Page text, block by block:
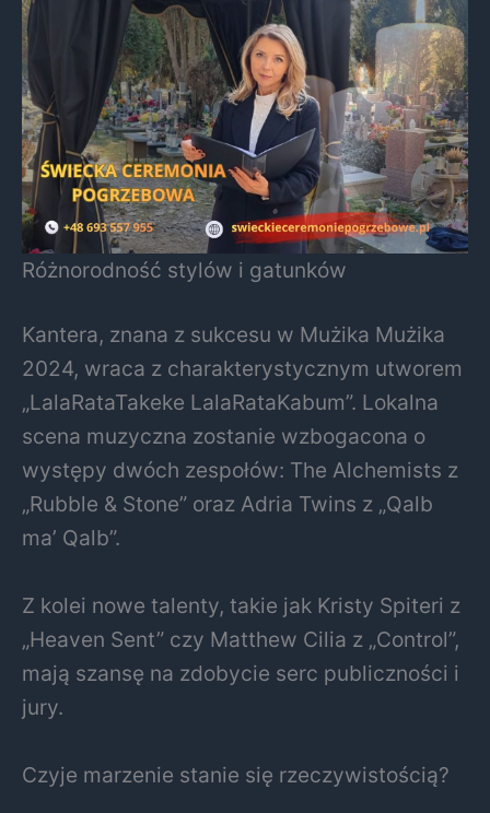
Różnorodność stylów i gatunków
Kantera, znana z sukcesu w Mużika Mużika
2024, wraca z charakterystycznym utworem
„LalaRataTakeke LalaRataKabum”. Lokalna
scena muzyczna zostanie wzbogacona o
występy dwóch zespołów: The Alchemists z
„Rubble & Stone” oraz Adria Twins z „Qalb
ma’ Qalb”.
Z kolei nowe talenty, takie jak Kristy Spiteri z
„Heaven Sent” czy Matthew Cilia z „Control”,
mają szansę na zdobycie serc publiczności i
jury.
Czyje marzenie stanie się rzeczywistością?